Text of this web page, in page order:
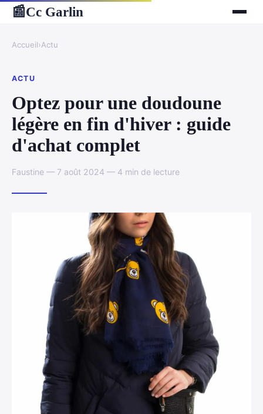
📰Cc Garlin
Accueil›Actu
ACTU
Optez pour une doudoune
légère en fin d'hiver : guide
d'achat complet
Faustine — 7 août 2024 — 4 min de lecture